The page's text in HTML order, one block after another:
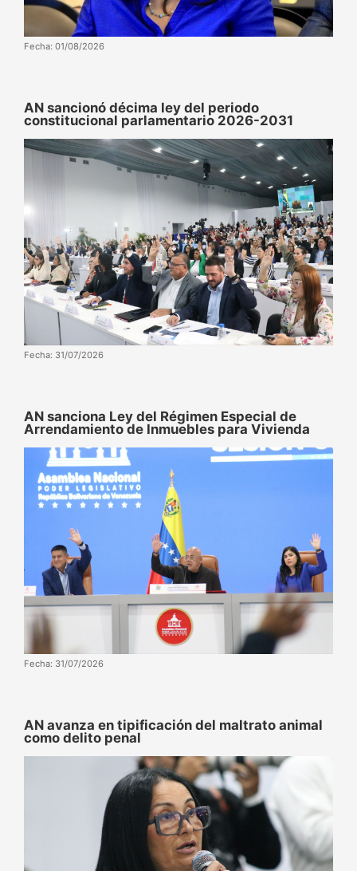
Fecha: 01/08/2026
AN sancionó décima ley del periodo
constitucional parlamentario 2026-2031
Fecha: 31/07/2026
AN sanciona Ley del Régimen Especial de
Arrendamiento de Inmuebles para Vivienda
Fecha: 31/07/2026
AN avanza en tipificación del maltrato animal
como delito penal